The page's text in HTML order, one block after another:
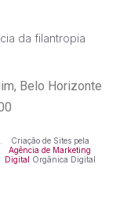
da filantropia
Belo Horizonte
Criação de Sites pela
Agência de Marketing
Digital Orgânica Digital